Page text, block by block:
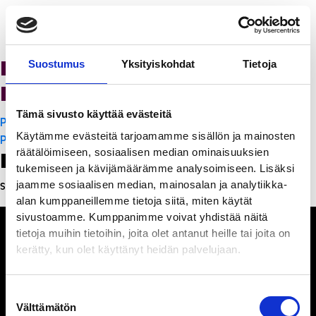
Suostumus Yksityiskohdat Tietoja
Tämä sivusto käyttää evästeitä
Käytämme evästeitä tarjoamamme sisällön ja mainosten
räätälöimiseen, sosiaalisen median ominaisuuksien
tukemiseen ja kävijämäärämme analysoimiseen. Lisäksi
jaamme sosiaalisen median, mainosalan ja analytiikka-
alan kumppaneillemme tietoja siitä, miten käytät
sivustoamme. Kumppanimme voivat yhdistää näitä
tietoja muihin tietoihin, joita olet antanut heille tai joita on
kerätty, kun olet käyttänyt heidän palvelujaan.
valinta
Välttämätön
K-Citymarket Pori
Puuvilla
Artikkelien
selaus
PanchoVilla
PanchoVilla
Leave a Reply
Sinun täytyykirjautua sisäänkommentoidaksesi.
ihmeteltävää